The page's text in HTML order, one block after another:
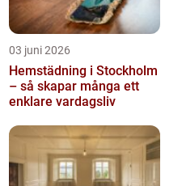
03 juni 2026
Hemstädning i Stockholm
– så skapar många ett
enklare vardagsliv